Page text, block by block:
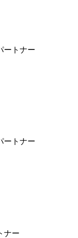
ートナー
ートナー
ナー